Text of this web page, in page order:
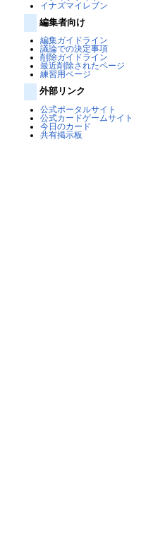
イナズマイレブン
編集者向け
編集ガイドライン
議論での決定事項
削除ガイドライン
最近削除されたページ
練習用ページ
外部リンク
公式ポータルサイト
公式カードゲームサイト
今日のカード
共有掲示板